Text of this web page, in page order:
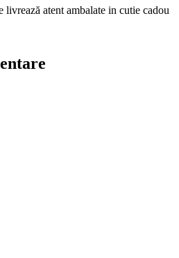
livrează atent ambalate in cutie cadou